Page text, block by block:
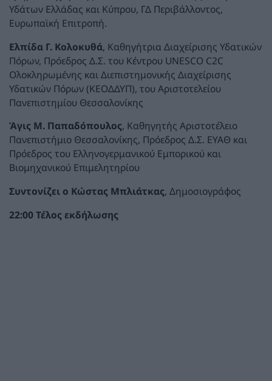
Υδάτων Ελλάδας και Κύπρου, ΓΔ Περιβάλλοντος,
Ευρωπαϊκή Επιτροπή.
Ελπίδα Γ. Κολοκυθά, Καθηγήτρια Διαχείρισης Υδατικών
Πόρων, Πρόεδρος Δ.Σ. του Κέντρου UNESCO C2C
Ολοκληρωμένης και Διεπιστημονικής Διαχείρισης
Υδατικών Πόρων (ΚΕΟΔΔΥΠ), του Αριστοτελείου
Πανεπιστημίου Θεσσαλονίκης
Άγις Μ. Παπαδόπουλος, Καθηγητής Αριστοτέλειο
Πανεπιστήμιο Θεσσαλονίκης, Πρόεδρος Δ.Σ. ΕΥΑΘ και
Πρόεδρος του Ελληνογερμανικού Εμπορικού και
Βιομηχανικού Επιμελητηρίου
Συντονίζει ο Κώστας Μπλιάτκας, Δημοσιογράφος
22:00 Τέλος εκδήλωσης